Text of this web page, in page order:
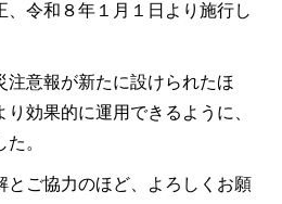
、令和８年１月１日より施行し
注意報が新たに設けられたほ
効果的に運用できるように、
。
とご協力のほど、よろしくお願